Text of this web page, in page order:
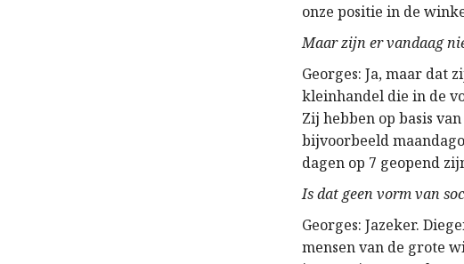
onze positie in de
Maar zijn er vandaag
Georges: Ja, maar dat
kleinhandel die in de
Zij hebben op basis
bijvoorbeeld
dagen op 7 geopend
Is dat geen vorm van
Georges: Jazeker.
mensen van de grote